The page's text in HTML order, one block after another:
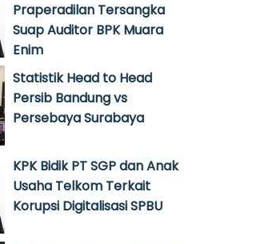
Praperadilan Tersangka
Suap Auditor BPK Muara
Enim
Statistik Head to Head
Persib Bandung vs
Persebaya Surabaya
KPK Bidik PT SGP dan Anak
Usaha Telkom Terkait
Korupsi Digitalisasi SPBU